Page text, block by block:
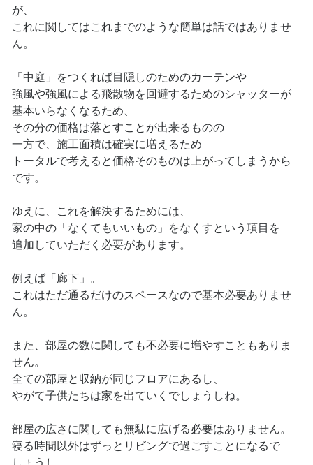
が、
これに関してはこれまでのような簡単は話ではありませ
ん。
「中庭」をつくれば目隠しのためのカーテンや
強風や強風による飛散物を回避するためのシャッターが
基本いらなくなるため、
その分の価格は落とすことが出来るものの
一方で、施工面積は確実に増えるため
トータルで考えると価格そのものは上がってしまうから
です。
ゆえに、これを解決するためには、
家の中の「なくてもいいもの」をなくすという項目を
追加していただく必要があります。
例えば「廊下」。
これはただ通るだけのスペースなので基本必要ありませ
ん。
また、部屋の数に関しても不必要に増やすこともありま
せん。
全ての部屋と収納が同じフロアにあるし、
やがて子供たちは家を出ていくでしょうしね。
部屋の広さに関しても無駄に広げる必要はありません。
寝る時間以外はずっとリビングで過ごすことになるで
しょうし、